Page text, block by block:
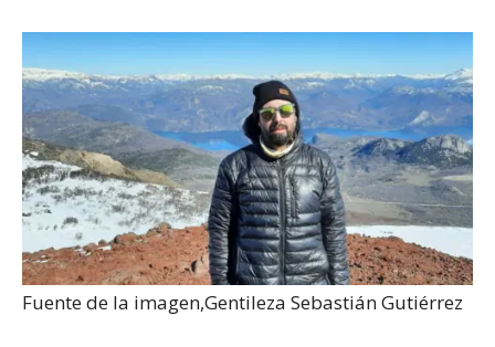
Fuente de la imagen,Gentileza Sebastián Gutiérrez